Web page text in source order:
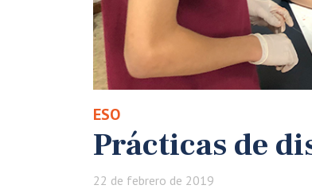
ESO
Prácticas de
22 de febrero de 2019